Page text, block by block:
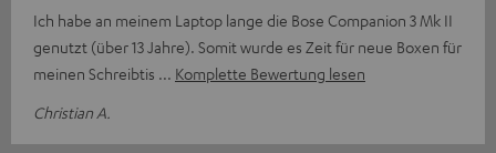
Ich habe an meinem Laptop lange die Bose Companion 3 Mk II
genutzt (über 13 Jahre). Somit wurde es Zeit für neue Boxen für
meinen Schreibtis
Komplette Bewertung lesen
Christian A.